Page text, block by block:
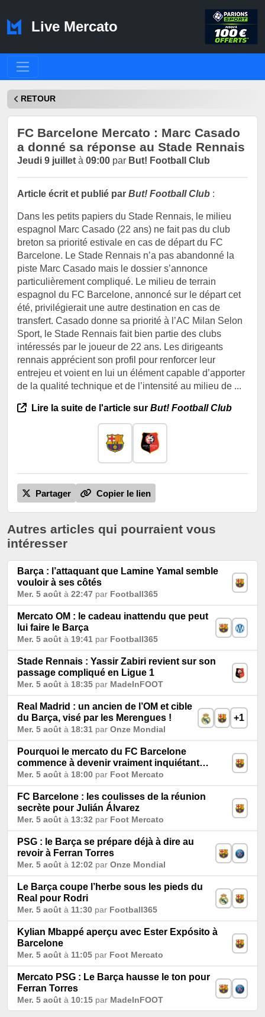
Live Mercato
RETOUR
FC Barcelone Mercato : Marc Casado
a donné sa réponse au Stade Rennais
Jeudi 9 juillet à 09:00 par But! Football Club
Article écrit et publié par But! Football Club :
Dans les petits papiers du Stade Rennais, le milieu
espagnol Marc Casado (22 ans) ne fait pas du club
breton sa priorité estivale en cas de départ du FC
Barcelone. Le Stade Rennais n’a pas abandonné la
piste Marc Casado mais le dossier s’annonce
particulièrement compliqué. Le milieu de terrain
espagnol du FC Barcelone, annoncé sur le départ cet
été, privilégierait une autre destination en cas de
transfert. Casado donne sa priorité à l’AC Milan Selon
Sport, le Stade Rennais fait bien partie des clubs
intéressés par le joueur de 22 ans. Les dirigeants
rennais apprécient son profil pour renforcer leur
entrejeu et voient en lui un élément capable d’apporter
de la qualité technique et de l’intensité au milieu de ...
Lire la suite de l'article sur But! Football Club
Partager Copier le lien
Autres articles qui pourraient vous
intéresser
Barça : l’attaquant que Lamine Yamal semble
vouloir à ses côtés
Mer. 5 août à 22:47 par Football365
Mercato OM : le cadeau inattendu que peut
lui faire le Barça
Mer. 5 août à 19:41 par Football365
Stade Rennais : Yassir Zabiri revient sur son
passage compliqué en Ligue 1
Mer. 5 août à 18:35 par MadeInFOOT
Real Madrid : un ancien de l’OM et cible
du Barça, visé par les Merengues !
Mer. 5 août à 18:31 par Onze Mondial
+1
Pourquoi le mercato du FC Barcelone
commence à devenir vraiment inquiétant…
Mer. 5 août à 18:00 par Foot Mercato
FC Barcelone : les coulisses de la réunion
secrète pour Julián Álvarez
Mer. 5 août à 13:32 par Foot Mercato
PSG : le Barça se prépare déjà à dire au
revoir à Ferran Torres
Mer. 5 août à 12:02 par Onze Mondial
Le Barça coupe l’herbe sous les pieds du
Real pour Rodri
Mer. 5 août à 11:30 par Football365
Kylian Mbappé aperçu avec Ester Expósito à
Barcelone
Mer. 5 août à 11:05 par Foot Mercato
Mercato PSG : Le Barça hausse le ton pour
Ferran Torres
Mer. 5 août à 10:15 par MadeInFOOT